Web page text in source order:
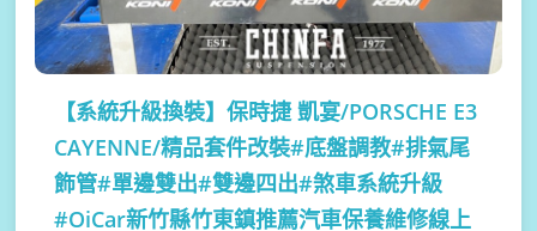
【系統升級換裝】保時捷 凱宴/PORSCHE E3
CAYENNE/精品套件改裝#底盤調教#排氣尾
飾管#單邊雙出#雙邊四出#煞車系統升級
#OiCar新竹縣竹東鎮推薦汽車保養維修線上